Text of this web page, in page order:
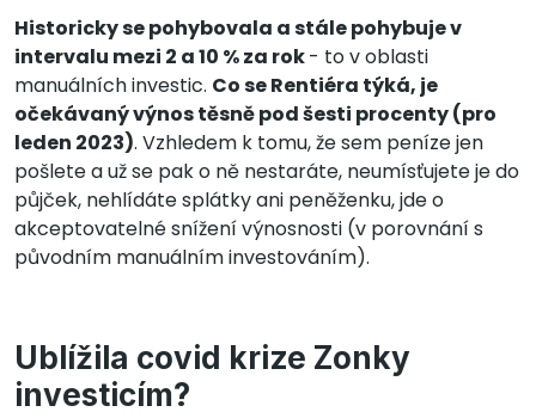
Historicky se pohybovala a stále pohybuje v
intervalu mezi 2 a 10 % za rok- to v oblasti
manuálních investic. Co se Rentiéra týká, je
očekávaný výnos těsně pod šesti procenty (pro
leden 2023). Vzhledem k tomu, že sem peníze jen
pošlete a už se pak o ně nestaráte, neumísťujete je do
půjček, nehlídáte splátky ani peněženku, jde o
akceptovatelné snížení výnosnosti (v porovnání s
původním manuálním investováním).
Ublížila covid krize Zonky
investicím?